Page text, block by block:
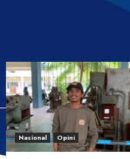
Nasional Opini